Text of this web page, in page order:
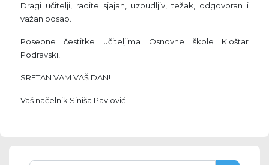
Dragi učitelji, radite sjajan, uzbudljiv, težak, odgovoran i
važan posao.
Posebne čestitke učiteljima Osnovne škole Kloštar
Podravski!
SRETAN VAM VAŠ DAN!
Vaš načelnik Siniša Pavlović